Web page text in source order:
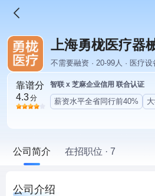
上海勇栊医疗器
不需要融资 · 20-99人 · 医疗
靠谱分
4.3分
智联 x 芝麻企业信用 联合认证
薪资水平全省同行前40%
公司简介 在招职位 · 7
公司介绍